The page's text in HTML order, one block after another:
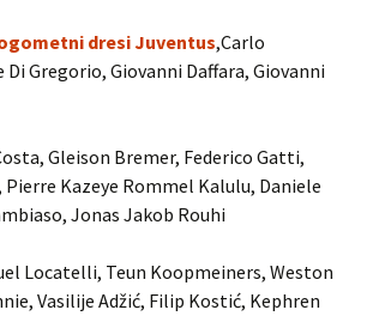
dresi Juventus,Carlo
Gregorio, Giovanni Daffara, Giovanni
Gleison Bremer, Federico Gatti,
Pierre Kazeye Rommel Kalulu, Daniele
Jonas Jakob Rouhi
Locatelli, Teun Koopmeiners, Weston
Vasilije Adžić, Filip Kostić, Kephren